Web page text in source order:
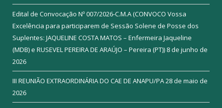
Edital de Convocação Nº 007/2026-C.M.A (CONVOCO Vossa
Excelência para participarem de Sessão Solene de Posse dos
Suplentes: JAQUELINE COSTA MATOS – Enfermeira Jaqueline
(MDB) e RUSEVEL PEREIRA DE ARAÚJO – Pereira (PT)) 8 de junho de
2026
III REUNIÃO EXTRAORDINÁRIA DO CAE DE ANAPU/PA28 de maio de
2026